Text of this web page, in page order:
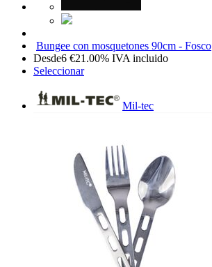
Bungee con mosquetones 90cm - Fosco
Desde6 €21.00% IVA incluido
Seleccionar
Mil-tec